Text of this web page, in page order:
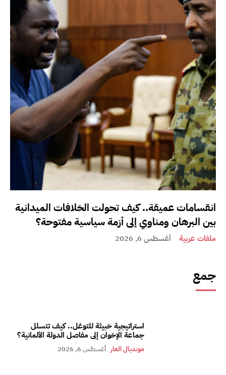
انقسامات عميقة.. كيف تحولت الخلافات الميدانية
بين البرهان ومناوي إلى أزمة سياسية مفتوحة؟
ملفات عربية أغسطس 6, 2026
جمع
استراتيجية خبيثة للتوغل.. كيف تتسلل
جماعة الإخوان إلى مفاصل الدولة الألمانية؟
مونديال العار أغسطس 6, 2026